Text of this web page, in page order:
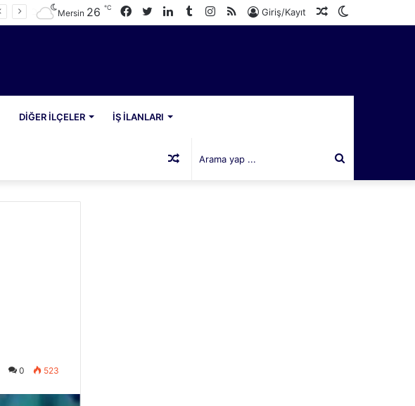
Rastgele
Giriş/Kayıt
RSS
Instagram
Tumblr
LinkedIn
Twitter
Facebook
Mersin 26 ℃
DIĞER İLÇELER İŞ İLANLARI
Arama
Rastgele
0 523